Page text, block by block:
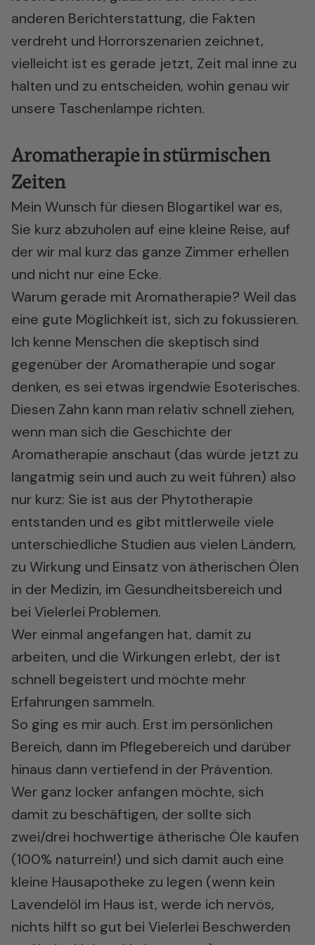
anderen Berichterstattung, die Fakten
verdreht und Horrorszenarien zeichnet,
vielleicht ist es gerade jetzt, Zeit mal inne zu
halten und zu entscheiden, wohin genau wir
unsere Taschenlampe richten.
Aromatherapie in stürmischen
Zeiten
Mein Wunsch für diesen Blogartikel war es,
Sie kurz abzuholen auf eine kleine Reise, auf
der wir mal kurz das ganze Zimmer erhellen
und nicht nur eine Ecke.
Warum gerade mit Aromatherapie? Weil das
eine gute Möglichkeit ist, sich zu fokussieren.
Ich kenne Menschen die skeptisch sind
gegenüber der Aromatherapie und sogar
denken, es sei etwas irgendwie Esoterisches.
Diesen Zahn kann man relativ schnell ziehen,
wenn man sich die Geschichte der
Aromatherapie anschaut (das würde jetzt zu
langatmig sein und auch zu weit führen) also
nur kurz: Sie ist aus der Phytotherapie
entstanden und es gibt mittlerweile viele
unterschiedliche Studien aus vielen Ländern,
zu Wirkung und Einsatz von ätherischen Ölen
in der Medizin, im Gesundheitsbereich und
bei Vielerlei Problemen.
Wer einmal angefangen hat, damit zu
arbeiten, und die Wirkungen erlebt, der ist
schnell begeistert und möchte mehr
Erfahrungen sammeln.
So ging es mir auch. Erst im persönlichen
Bereich, dann im Pflegebereich und darüber
hinaus dann vertiefend in der Prävention.
Wer ganz locker anfangen möchte, sich
damit zu beschäftigen, der sollte sich
zwei/drei hochwertige ätherische Öle kaufen
(100% naturrein!) und sich damit auch eine
kleine Hausapotheke zu legen (wenn kein
Lavendelöl im Haus ist, werde ich nervös,
nichts hilft so gut bei Vielerlei Beschwerden